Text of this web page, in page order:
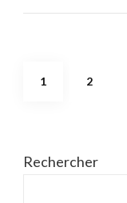
Pagination
PAGE
1 PAGE
2
Rechercher